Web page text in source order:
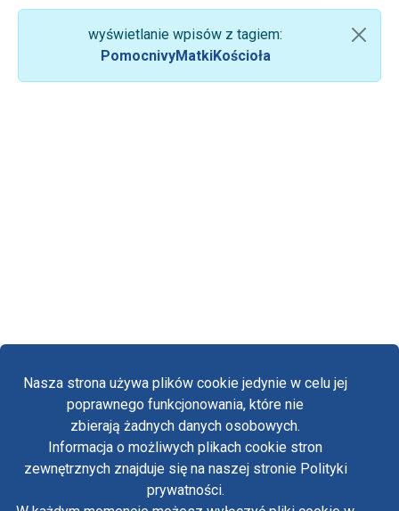
Nasza strona używa plików cookie jedynie w celu jej
poprawnego funkcjonowania, które nie
zbierają żadnych danych osobowych.
Informacja o możliwych plikach cookie stron
zewnętrznych znajduje się na naszej stronie Polityki
prywatności.
wyświetlanie wpisów z tagiem:
PomocnivyMatkiKościoła